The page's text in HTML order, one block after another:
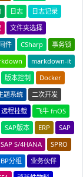
日志
日志记录
文件夹选择
件 CSharp
事务锁
markdown-it
版本控制
Docker
题系统
二次开发
远程挂载
飞牛 fnOS
SAP版本 ERP
SAP
SAP S/4HANA
SPRO
BP分组
业务伙伴